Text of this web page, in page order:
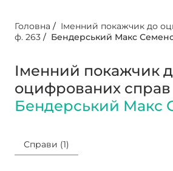
Головна / Іменний покажчик до
ф. 263 / Бендерський Макс
Іменний покажчик
оцифрованих справ
Бендерський Макс
Справи (1)